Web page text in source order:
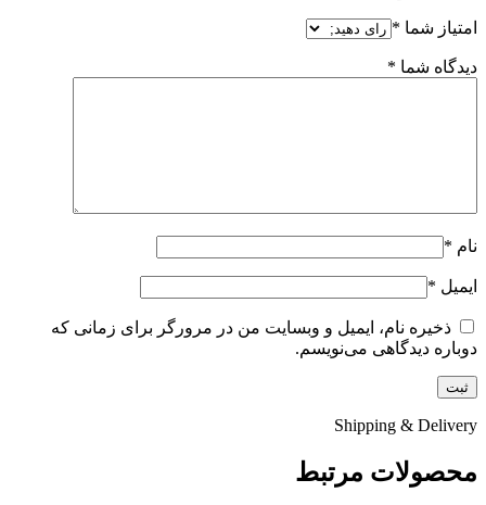
امتیاز شما *
دیدگاه شما *
نام *
ایمیل *
ذخیره نام، ایمیل و وبسایت من در مرورگر برای زمانی که
دوباره دیدگاهی می‌نویسم.
Shipping & Delivery
محصولات مرتبط